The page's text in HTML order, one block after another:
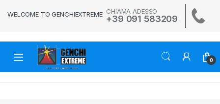
WELCOME TO GENCHIEXTREME CHIAMA ADESSO
+39 091 583209
0